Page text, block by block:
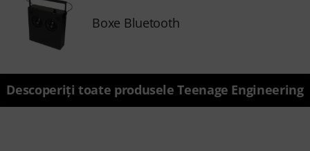
Boxe Bluetooth
Descoperiți toate produsele Teenage Engineering